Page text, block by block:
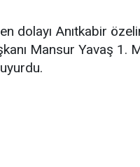
dolayı Anıtkabir
Mansur Yavaş 1.